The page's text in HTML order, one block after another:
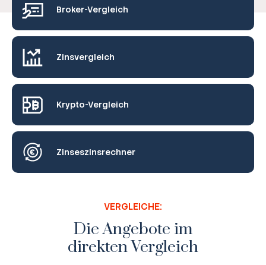
Broker-Vergleich
Zinsvergleich
Krypto-Vergleich
Zinseszinsrechner
VERGLEICHE:
Die Angebote im
direkten Vergleich